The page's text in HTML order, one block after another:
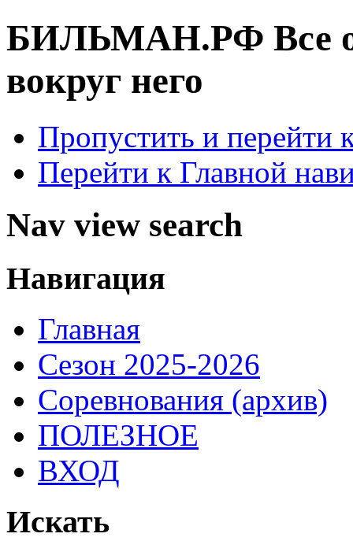
БИЛЬМАН.РФ Все
вокруг него
Пропустить и перейти
Перейти к Главной
Nav view search
Навигация
Главная
Сезон 2025-2026
Соревнования (архив)
ПОЛЕЗНОЕ
ВХОД
Искать